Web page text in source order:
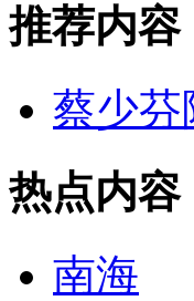
推荐内容
蔡少芬
热点内容
南海